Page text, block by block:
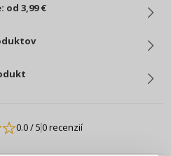
od 3,99 €
0.0/ 50 recenzií